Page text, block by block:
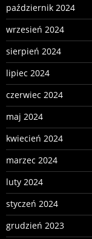
październik 2024
wrzesień 2024
sierpień 2024
lipiec 2024
czerwiec 2024
maj 2024
kwiecień 2024
marzec 2024
luty 2024
styczeń 2024
grudzień 2023